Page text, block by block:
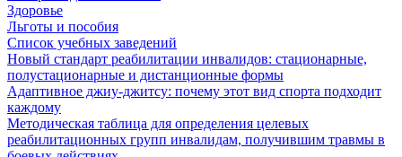
Здоровье
Льготы и пособия
Список учебных заведений
Новый стандарт реабилитации инвалидов: стационарные,
полустационарные и дистанционные формы
Адаптивное джиу-джитсу: почему этот вид спорта подходит
каждому
Методическая таблица для определения целевых
реабилитационных групп инвалидам, получившим травмы в